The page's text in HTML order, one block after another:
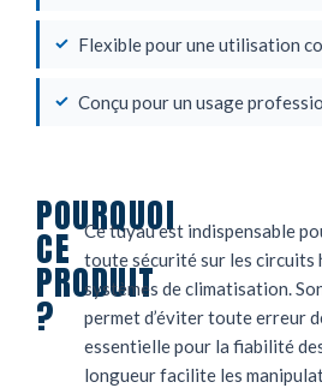
Flexible pour une utilisation
Conçu pour un usage
POURQUOI
CE
PRODUIT
?
Ce tuyau est indispensable
toute sécurité sur les circuits
systèmes de climatisation.
permet d’éviter toute erreur
essentielle pour la fiabilité
longueur facilite les